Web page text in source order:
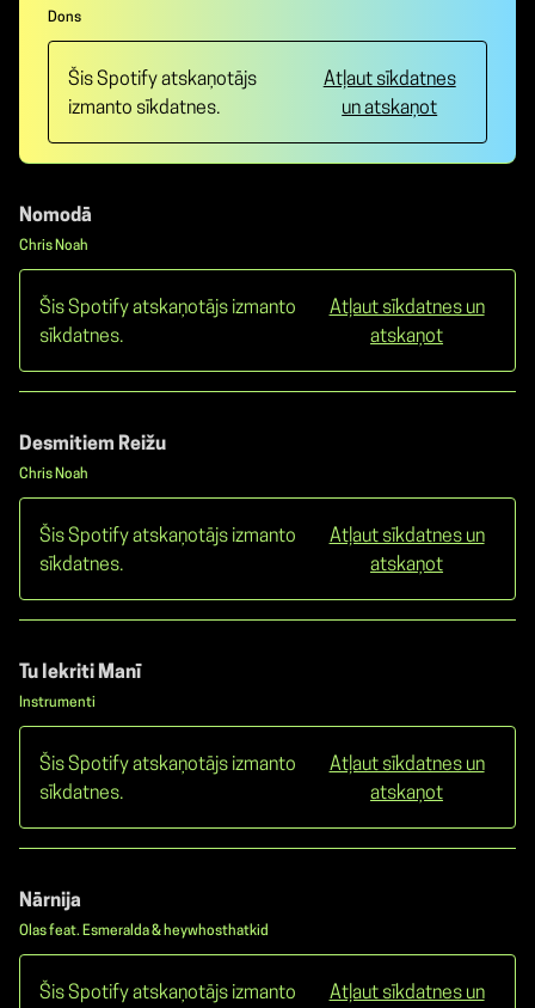
Dons
Šis Spotify atskaņotājs
izmanto sīkdatnes.
Atļaut sīkdatnes
un atskaņot
Nomodā
Chris Noah
Šis Spotify atskaņotājs izmanto
sīkdatnes.
Atļaut sīkdatnes un
atskaņot
Desmitiem Reižu
Chris Noah
Šis Spotify atskaņotājs izmanto
sīkdatnes.
Atļaut sīkdatnes un
atskaņot
Tu Iekriti Manī
Instrumenti
Šis Spotify atskaņotājs izmanto
sīkdatnes.
Atļaut sīkdatnes un
atskaņot
Nārnija
Olas feat. Esmeralda & heywhosthatkid
Šis Spotify atskaņotājs izmanto Atļaut sīkdatnes un